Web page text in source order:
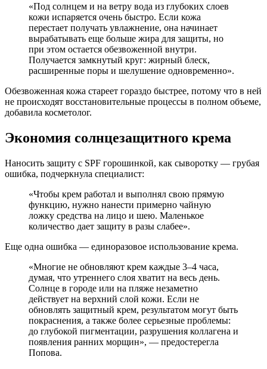
«Под солнцем и на ветру вода из глубоких слоев
кожи испаряется очень быстро. Если кожа
перестает получать увлажнение, она начинает
вырабатывать еще больше жира для защиты, но
при этом остается обезвоженной внутри.
Получается замкнутый круг: жирный блеск,
расширенные поры и шелушение одновременно».
Обезвоженная кожа стареет гораздо быстрее, потому что в ней
не происходят восстановительные процессы в полном объеме,
добавила косметолог.
Экономия солнцезащитного крема
Наносить защиту с SPF горошинкой, как сыворотку — грубая
ошибка, подчеркнула специалист:
«Чтобы крем работал и выполнял свою прямую
функцию, нужно нанести примерно чайную
ложку средства на лицо и шею. Маленькое
количество дает защиту в разы слабее».
Еще одна ошибка — единоразовое использование крема.
«Многие не обновляют крем каждые 3–4 часа,
думая, что утреннего слоя хватит на весь день.
Солнце в городе или на пляже незаметно
действует на верхний слой кожи. Если не
обновлять защитный крем, результатом могут быть
покраснения, а также более серьезные проблемы:
до глубокой пигментации, разрушения коллагена и
появления ранних морщин», — предостерегла
Попова.